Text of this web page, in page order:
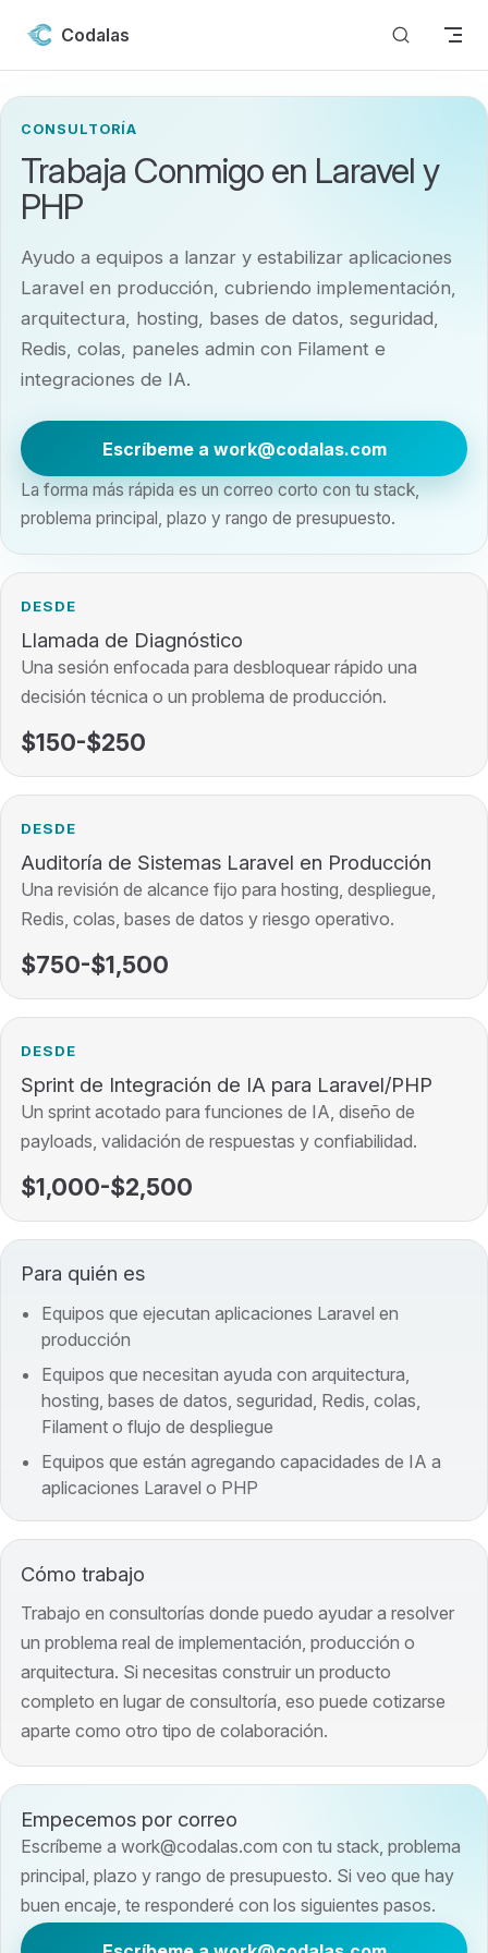
Skip to content
Codalas
CONSULTORÍA
Trabaja Conmigo en Laravel y
PHP
Ayudo a equipos a lanzar y estabilizar aplicaciones
Laravel en producción, cubriendo implementación,
arquitectura, hosting, bases de datos, seguridad,
Redis, colas, paneles admin con Filament e
integraciones de IA.
Escríbeme a work@codalas.com
La forma más rápida es un correo corto con tu stack,
problema principal, plazo y rango de presupuesto.
DESDE
Llamada de Diagnóstico
Una sesión enfocada para desbloquear rápido una
decisión técnica o un problema de producción.
$150-$250
DESDE
Auditoría de Sistemas Laravel en Producción
Una revisión de alcance fijo para hosting, despliegue,
Redis, colas, bases de datos y riesgo operativo.
$750-$1,500
DESDE
Sprint de Integración de IA para Laravel/PHP
Un sprint acotado para funciones de IA, diseño de
payloads, validación de respuestas y confiabilidad.
$1,000-$2,500
Para quién es
Equipos que ejecutan aplicaciones Laravel en
producción
Equipos que necesitan ayuda con arquitectura,
hosting, bases de datos, seguridad, Redis, colas,
Filament o flujo de despliegue
Equipos que están agregando capacidades de IA a
aplicaciones Laravel o PHP
Cómo trabajo
Trabajo en consultorías donde puedo ayudar a resolver
un problema real de implementación, producción o
arquitectura. Si necesitas construir un producto
completo en lugar de consultoría, eso puede cotizarse
aparte como otro tipo de colaboración.
Empecemos por correo
Escríbeme a work@codalas.com con tu stack, problema
principal, plazo y rango de presupuesto. Si veo que hay
buen encaje, te responderé con los siguientes pasos.